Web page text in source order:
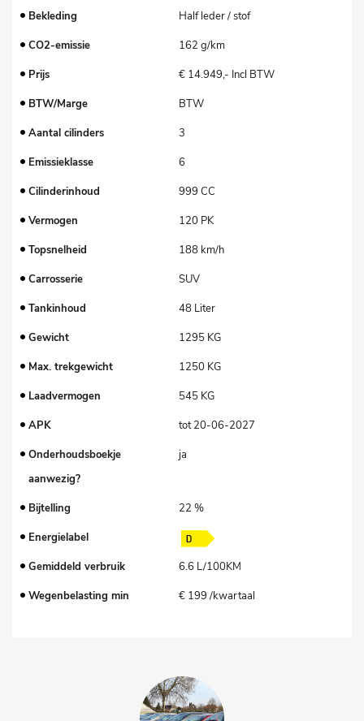
Bekleding
Half leder / stof
CO2-emissie
162 g/km
Prijs
€ 14.949,- Incl BTW
BTW/Marge
BTW
Aantal cilinders
3
Emissieklasse
6
Cilinderinhoud
999 CC
Vermogen
120 PK
Topsnelheid
188 km/h
Carrosserie
SUV
Tankinhoud
48 Liter
Gewicht
1295 KG
Max. trekgewicht
1250 KG
Laadvermogen
545 KG
APK
tot 20-06-2027
Onderhoudsboekje
aanwezig?
ja
Bijtelling
22 %
Energielabel
Gemiddeld verbruik
6.6 L/100KM
Wegenbelasting min
€ 199 /kwartaal